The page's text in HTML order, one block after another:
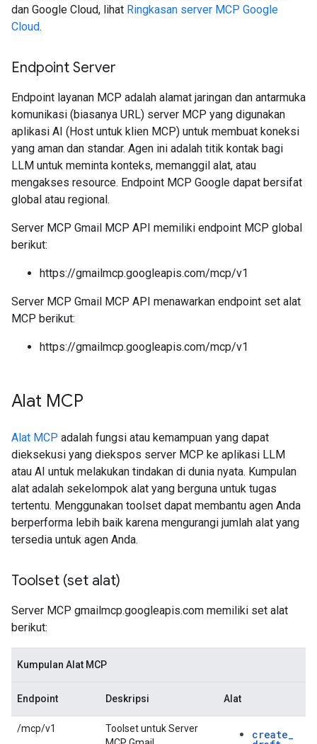
dan Google Cloud, lihat Ringkasan server MCP Google
Cloud.
Endpoint Server
Endpoint layanan MCP adalah alamat jaringan dan antarmuka
komunikasi (biasanya URL) server MCP yang digunakan
aplikasi AI (Host untuk klien MCP) untuk membuat koneksi
yang aman dan standar. Agen ini adalah titik kontak bagi
LLM untuk meminta konteks, memanggil alat, atau
mengakses resource. Endpoint MCP Google dapat bersifat
global atau regional.
Server MCP Gmail MCP API memiliki endpoint MCP global
berikut:
https://gmailmcp.googleapis.com/mcp/v1
Server MCP Gmail MCP API menawarkan endpoint set alat
MCP berikut:
https://gmailmcp.googleapis.com/mcp/v1
Alat MCP
Alat MCP adalah fungsi atau kemampuan yang dapat
dieksekusi yang diekspos server MCP ke aplikasi LLM
atau AI untuk melakukan tindakan di dunia nyata. Kumpulan
alat adalah sekelompok alat yang berguna untuk tugas
tertentu. Menggunakan toolset dapat membantu agen Anda
berperforma lebih baik karena mengurangi jumlah alat yang
tersedia untuk agen Anda.
Toolset (set alat)
Server MCP gmailmcp.googleapis.com memiliki set alat
berikut:
Kumpulan Alat MCP
Endpoint Deskripsi Alat
/mcp/v1
Toolset untuk Server
create_